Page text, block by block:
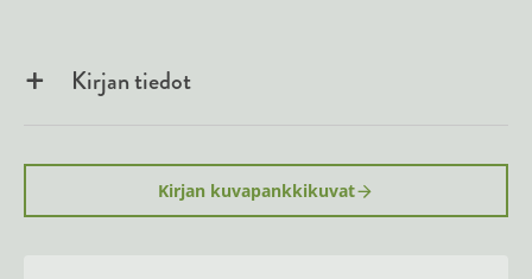
Kirjan tiedot
Kirjan kuvapankkikuvat